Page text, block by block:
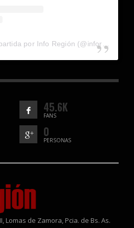
45.6K
FANS
0
PERSONAS
Lomas de Zamora, Pcia. de Bs. As.